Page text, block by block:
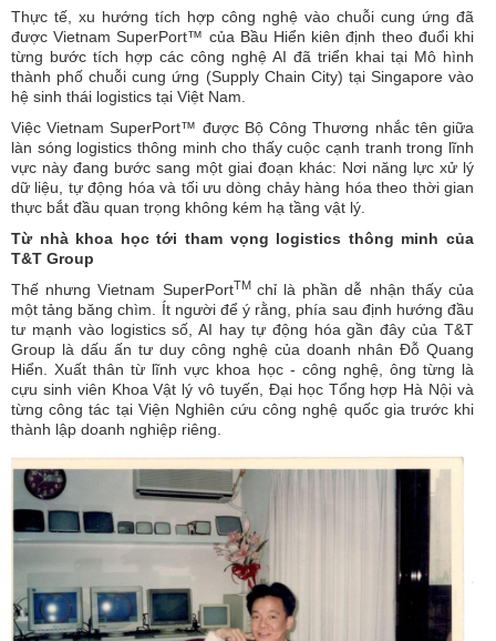
Thực tế, xu hướng tích hợp công nghệ vào chuỗi cung ứng đã
được Vietnam SuperPort™ của Bầu Hiển kiên định theo đuổi khi
từng bước tích hợp các công nghệ AI đã triển khai tại Mô hình
thành phố chuỗi cung ứng (Supply Chain City) tại Singapore vào
hệ sinh thái logistics tại Việt Nam.
Việc Vietnam SuperPort™ được Bộ Công Thương nhắc tên giữa
làn sóng logistics thông minh cho thấy cuộc cạnh tranh trong lĩnh
vực này đang bước sang một giai đoạn khác: Nơi năng lực xử lý
dữ liệu, tự động hóa và tối ưu dòng chảy hàng hóa theo thời gian
thực bắt đầu quan trọng không kém hạ tầng vật lý.
Từ nhà khoa học tới tham vọng logistics thông minh của
T&T Group
Thế nhưng Vietnam SuperPortTM chỉ là phần dễ nhận thấy của
một tảng băng chìm. Ít người để ý rằng, phía sau định hướng đầu
tư mạnh vào logistics số, AI hay tự động hóa gần đây của T&T
Group là dấu ấn tư duy công nghệ của doanh nhân Đỗ Quang
Hiển. Xuất thân từ lĩnh vực khoa học - công nghệ, ông từng là
cựu sinh viên Khoa Vật lý vô tuyến, Đại học Tổng hợp Hà Nội và
từng công tác tại Viện Nghiên cứu công nghệ quốc gia trước khi
thành lập doanh nghiệp riêng.